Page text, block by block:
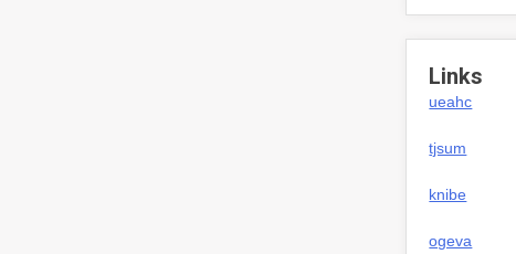
Links
ueahc
tjsum
knibe
ogeva